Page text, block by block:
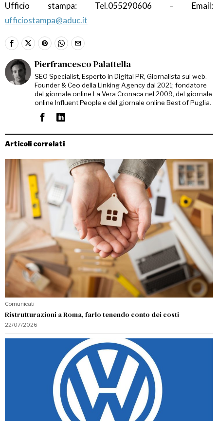
Ufficio stampa: Tel.055290606 – Email:
ufficiostampa@aduc.it
Pierfrancesco Palattella
SEO Specialist, Esperto in Digital PR, Giornalista sul web.
Founder & Ceo della Linking Agency dal 2021; fondatore
del giornale online La Vera Cronaca nel 2009, del giornale
online Influent People e del giornale online Best of Puglia.
Articoli correlati
Comunicati
Ristrutturazioni a Roma, farlo tenendo conto dei costi
22/07/2026